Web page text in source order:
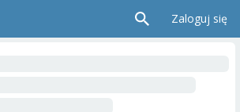
Zaloguj się